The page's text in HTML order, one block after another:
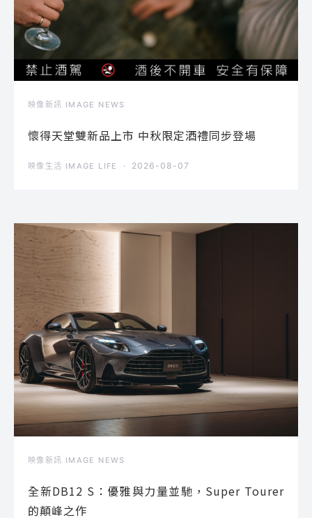
映像新訊 IMAGE NEWS
懷得天堂雙新品上市 中秋限定酒禮同步登場
映像生活 IMAGE LIFE 2026-08-07
映像新訊 IMAGE NEWS
全新DB12 S：優雅與力量並馳，Super Tourer
的顛峰之作